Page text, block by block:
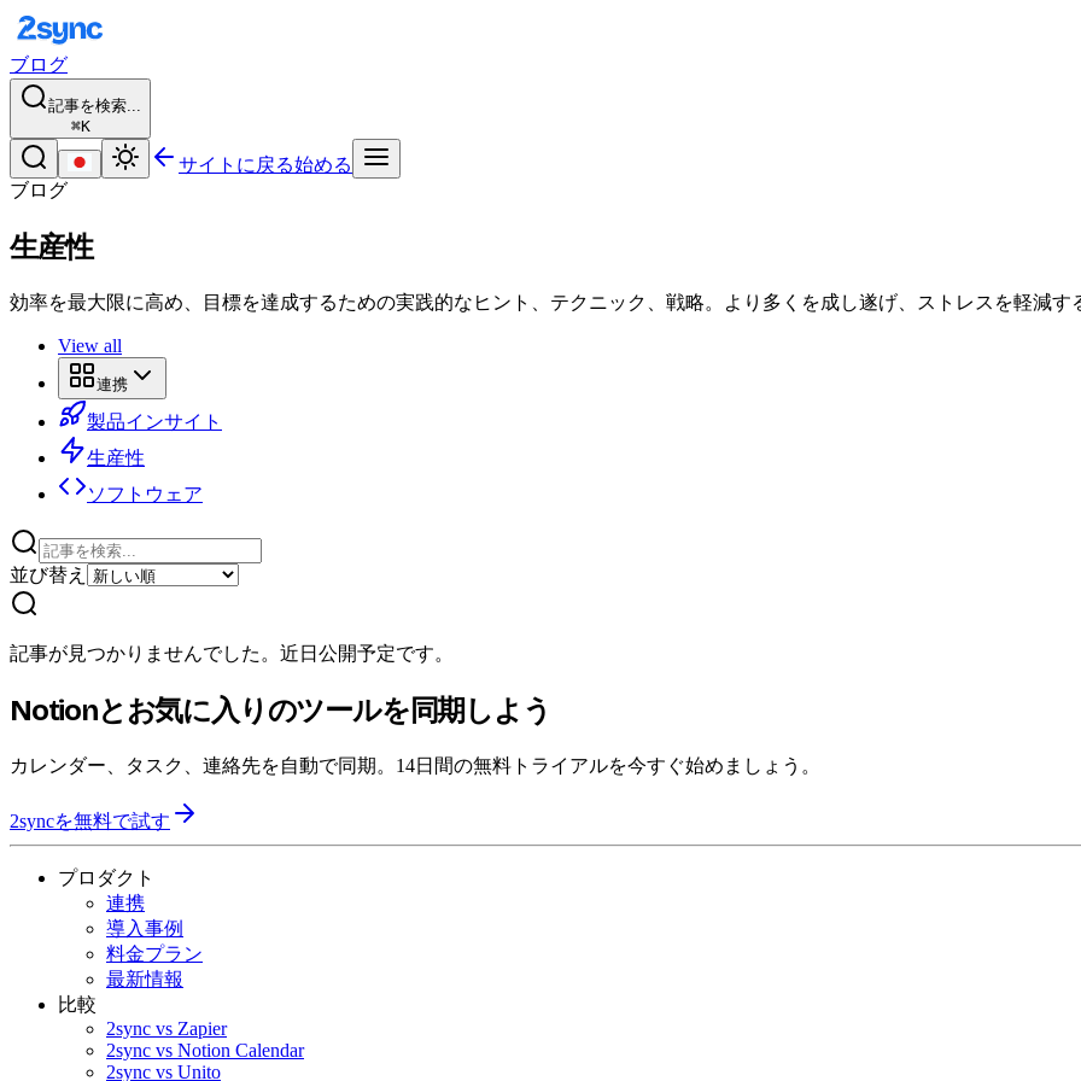
ブログ
記事を検索...
⌘K
サイトに戻る始める
ブログ
生産性
効率を最大限に高め、目標を達成するための実践的なヒント、テクニック、戦略。より多くを成し遂げ、ストレスを軽減す
View all
連携
製品インサイト
生産性
ソフトウェア
並び替え
記事が見つかりませんでした。近日公開予定です。
Notionとお気に入りのツールを同期しよう
カレンダー、タスク、連絡先を自動で同期。14日間の無料トライアルを今すぐ始めましょう。
2syncを無料で試す
プロダクト
連携
導入事例
料金プラン
最新情報
比較
2sync vs Zapier
2sync vs Notion Calendar
2sync vs Unito